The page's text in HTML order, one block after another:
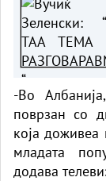
-Во
поврзан со
која
младата
додава